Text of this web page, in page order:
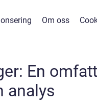
Om oss
En
analys